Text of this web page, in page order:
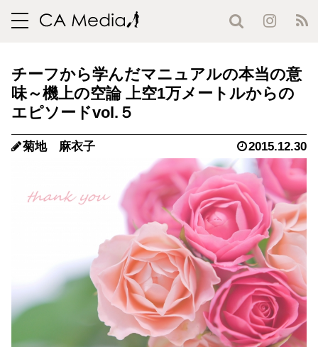
toggle
チーフから学んだマニュアルの本当の意
味～機上の空論 上空1万メートルからの
エピソードvol.５
菊地 麻衣子 2015.12.30